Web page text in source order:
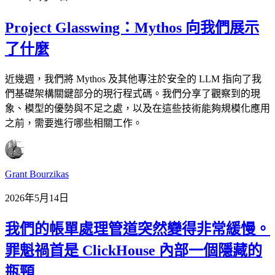
Project Glasswing：Mythos 向我們展示
了什麼
近幾週，我們將 Mythos 及其他專注於安全的 LLM 指向了我
們基礎架構關鍵部分的現行程式碼。我們分享了觀察到的現
象、模型的優勢與不足之處，以及在這些技術能夠規模化應用
之前，需要進行哪些相關工作。
Grant Bourzikas
2026年5月14日
我們的帳單處理管道突然變得非常緩慢。
罪魁禍首是 ClickHouse 內部一個隱藏的
瓶頸